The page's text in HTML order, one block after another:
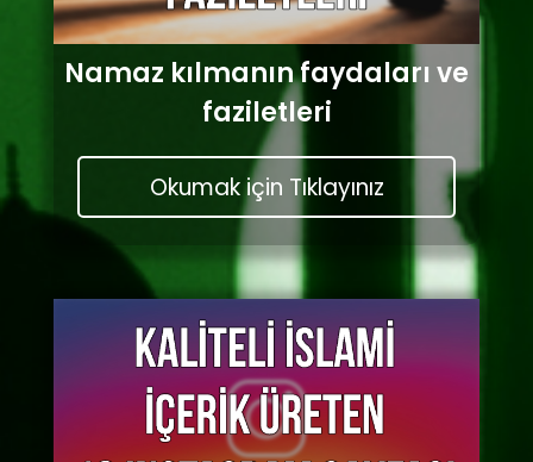
Namaz kılmanın faydaları ve
faziletleri
Okumak için Tıklayınız